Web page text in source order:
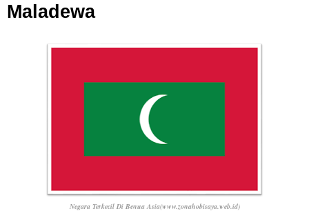
Maladewa
Negara Terkecil Di Benua Asia(www.zonahobisaya.web.id)